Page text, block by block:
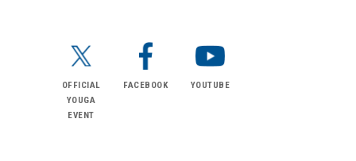
OFFICIAL
YOUGA
EVENT
FACEBOOK YOUTUBE